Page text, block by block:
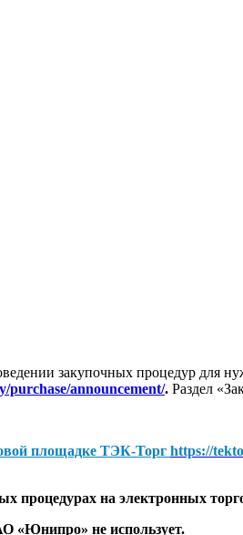
закупочных процедур
announcement/. Раздел
площадке ТЭК-Торг https://
процедурах на электронных
«Юнипро» не использует.